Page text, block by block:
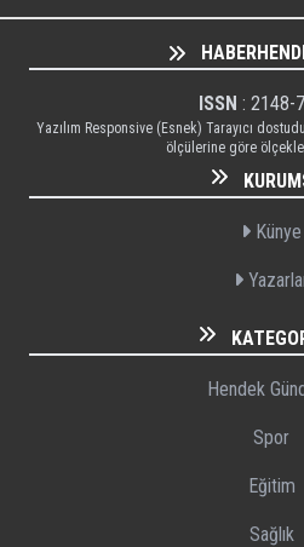
ISSN : 2148-
Yazılım Responsive (Esnek) Tarayıcı
ölçülerine göre
Künye
Hendek
Spor
Eğitim
Sağlık